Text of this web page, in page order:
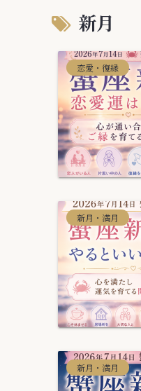
新月
恋愛・復縁
新月・満月
新月・満月